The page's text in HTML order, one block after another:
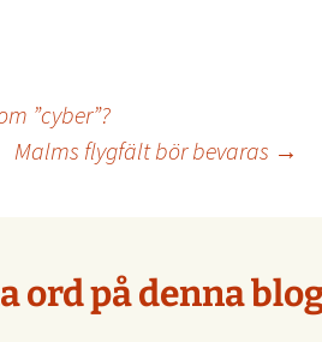
”cyber”?
Malms flygfält bör bevaras →
ord på denna